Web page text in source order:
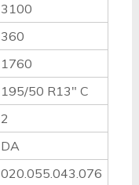
3100
360
1760
195/50 R13" C
2
DA
020.055.043.076